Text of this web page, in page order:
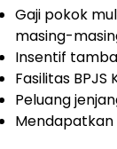
Gaji pokok
masing-
Insentif
Fasilitas
Peluang